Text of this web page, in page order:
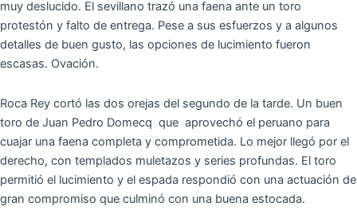
muy deslucido. El sevillano trazó una faena ante un toro
protestón y falto de entrega. Pese a sus esfuerzos y a algunos
detalles de buen gusto, las opciones de lucimiento fueron
escasas. Ovación.
Roca Rey cortó las dos orejas del segundo de la tarde. Un buen
toro de Juan Pedro Domecq que aprovechó el peruano para
cuajar una faena completa y comprometida. Lo mejor llegó por el
derecho, con templados muletazos y series profundas. El toro
permitió el lucimiento y el espada respondió con una actuación de
gran compromiso que culminó con una buena estocada.